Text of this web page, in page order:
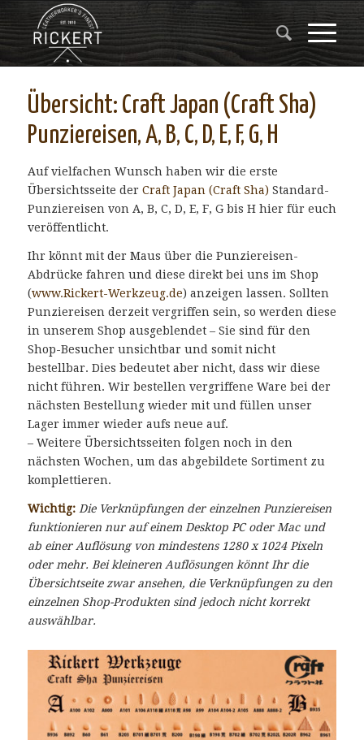
Übersicht: Craft Japan (Craft Sha)
Punziereisen, A, B, C, D, E, F, G, H
Auf vielfachen Wunsch haben wir die erste
Übersichtsseite der Craft Japan (Craft Sha) Standard-
Punziereisen von A, B, C, D, E, F, G bis H hier für euch
veröffentlicht.
Ihr könnt mit der Maus über die Punziereisen-
Abdrücke fahren und diese direkt bei uns im Shop
(www.Rickert-Werkzeug.de) anzeigen lassen. Sollten
Punziereisen derzeit vergriffen sein, so werden diese
in unserem Shop ausgeblendet – Sie sind für den
Shop-Besucher unsichtbar und somit nicht
bestellbar. Dies bedeutet aber nicht, dass wir diese
nicht führen. Wir bestellen vergriffene Ware bei der
nächsten Bestellung wieder mit und füllen unser
Lager immer wieder aufs neue auf.
– Weitere Übersichtsseiten folgen noch in den
nächsten Wochen, um das abgebildete Sortiment zu
komplettieren.
Wichtig: Die Verknüpfungen der einzelnen Punziereisen
funktionieren nur auf einem Desktop PC oder Mac und
ab einer Auflösung von mindestens 1280 x 1024 Pixeln
oder mehr. Bei kleineren Auflösungen könnt Ihr die
Übersichtseite zwar ansehen, die Verknüpfungen zu den
einzelnen Shop-Produkten sind jedoch nicht korrekt
auswählbar.